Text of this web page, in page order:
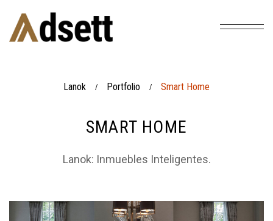
Lanok / Portfolio / Smart Home
SMART HOME
Lanok: Inmuebles Inteligentes.